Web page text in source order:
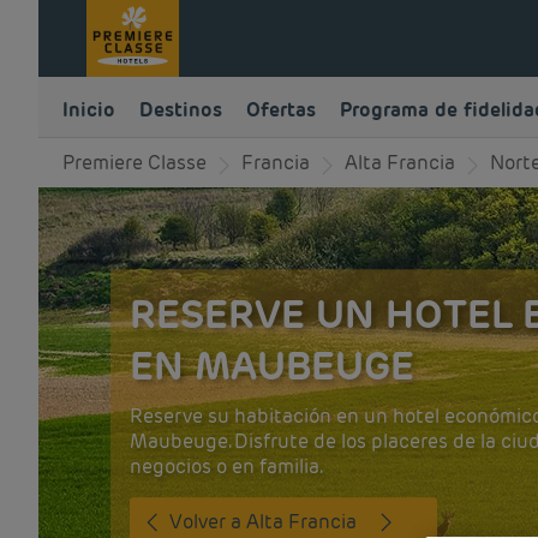
Inicio Destinos Ofertas Programa de
Premiere Classe Francia Alta Francia
RESERVE UN HOTEL
EN MAUBEUGE
Reserve su habitación en un hotel
Maubeuge. Disfrute de los placeres de la
negocios o en familia.
Volver a Alta Francia